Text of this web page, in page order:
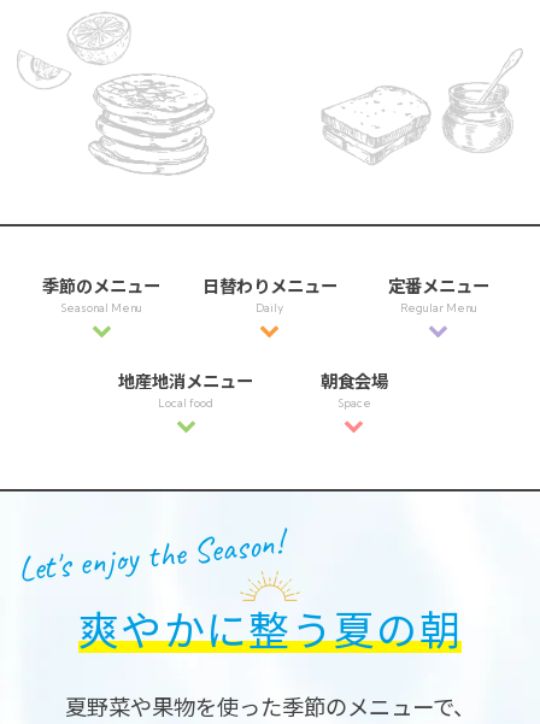
季節のメニュー
Seasonal Menu
日替わりメニュー
Daily
定番メニュー
Regular Menu
地産地消メニュー
Local food
朝食会場
Space
Let's enjoy the Season!
爽やかに整う夏の朝
夏野菜や果物を使った季節のメニューで、